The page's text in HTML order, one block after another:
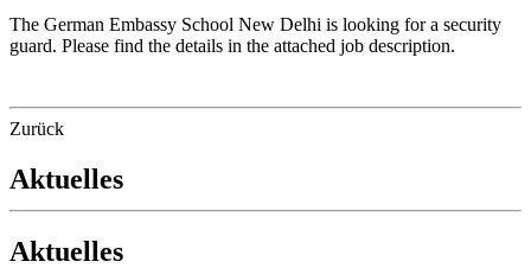
The German Embassy School New Delhi is looking for a security
guard. Please find the details in the attached job description.
Zurück
Aktuelles
Aktuelles